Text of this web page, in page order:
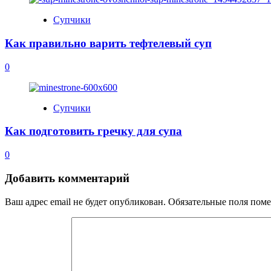
Супчики
Как правильно варить тефтелевый суп
0
Супчики
Как подготовить гречку для супа
0
Добавить комментарий
Ваш адрес email не будет опубликован. Обязательные поля